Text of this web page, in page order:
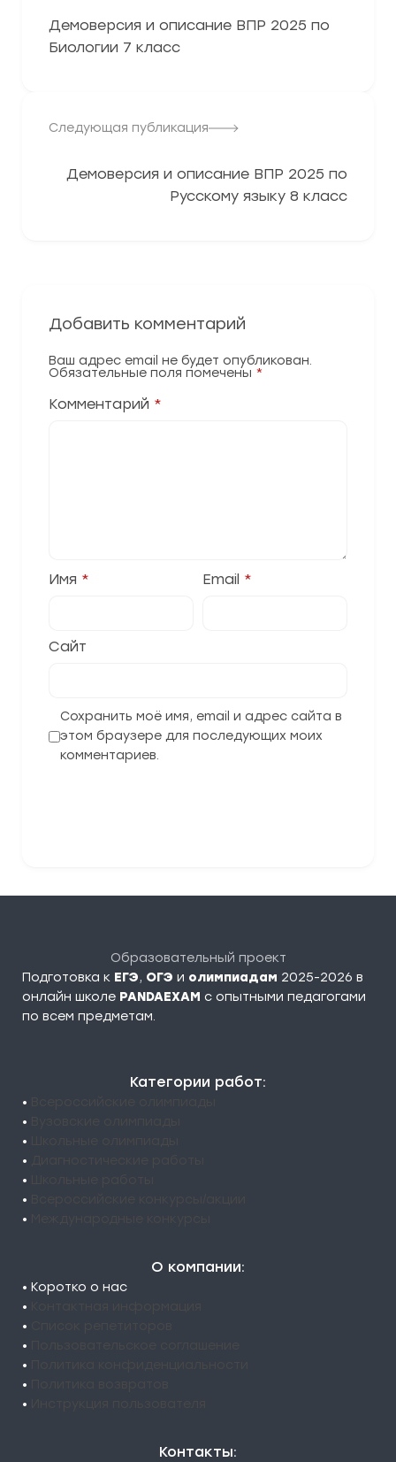
Демоверсия и описание ВПР 2025 по
Биологии 7 класс
Следующая публикация
Демоверсия и описание ВПР 2025 по
Русскому языку 8 класс
Добавить комментарий
Ваш адрес email не будет опубликован.
Обязательные поля помечены *
Комментарий *
Имя * Email *
Сайт
Сохранить моё имя, email и адрес сайта в
этом браузере для последующих моих
комментариев.
Образовательный проект
Подготовка к ЕГЭ, ОГЭ и олимпиадам 2025-2026 в
онлайн школе PANDAEXAM c опытными педагогами
по всем предметам.
Категории работ:
•
•
•
•
•
•
•
О компании:
• Коротко о нас
•
•
•
•
•
•
Контакты: